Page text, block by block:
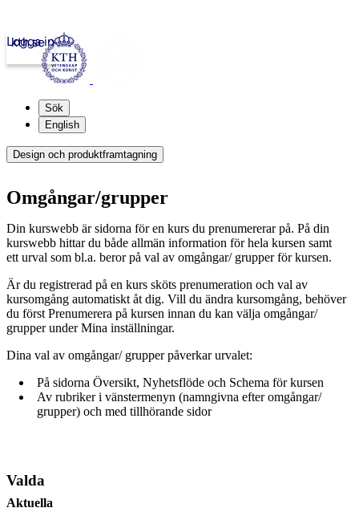
kth.se
Logga in
Sök
English
Design och produktframtagning
Omgångar/grupper
Din kurswebb är sidorna för en kurs du prenumererar på. På din
kurswebb hittar du både allmän information för hela kursen samt
ett urval som bl.a. beror på val av omgångar/ grupper för kursen.
Är du registrerad på en kurs sköts prenumeration och val av
kursomgång automatiskt åt dig. Vill du ändra kursomgång, behöver
du först Prenumerera på kursen innan du kan välja omgångar/
grupper under Mina inställningar.
Dina val av omgångar/ grupper påverkar urvalet:
På sidorna Översikt, Nyhetsflöde och Schema för kursen
Av rubriker i vänstermenyn (namngivna efter omgångar/
grupper) och med tillhörande sidor
Valda
Aktuella